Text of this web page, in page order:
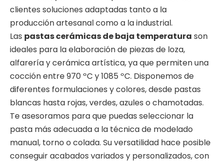
clientes soluciones adaptadas tanto a la
producción artesanal como a la industrial.
Las pastas cerámicas de baja temperatura son
ideales para la elaboración de piezas de loza,
alfarería y cerámica artística, ya que permiten una
cocción entre 970 ºC y 1085 ºC. Disponemos de
diferentes formulaciones y colores, desde pastas
blancas hasta rojas, verdes, azules o chamotadas.
Te asesoramos para que puedas seleccionar la
pasta más adecuada a la técnica de modelado
manual, torno o colada. Su versatilidad hace posible
conseguir acabados variados y personalizados, con